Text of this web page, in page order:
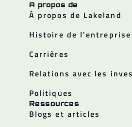
A propos de
À propos de Lakeland
Histoire de l'entreprise
Carrières
Relations avec les
Politiques
Ressources
Blogs et articles